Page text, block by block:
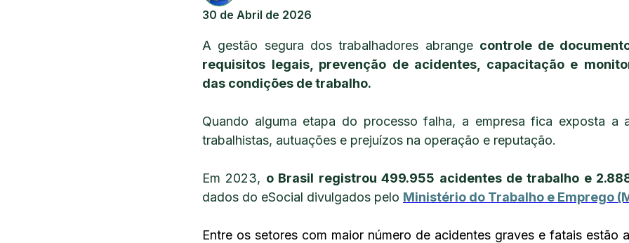
30 de Abril de 2026
A gestão segura dos trabalhadores abrange controle de
requisitos legais, prevenção de acidentes, capacitação e
das condições de trabalho.
Quando alguma etapa do processo falha, a empresa fica exposta a
trabalhistas, autuações e prejuízos na operação e reputação.
Em 2023, o Brasil registrou 499.955 acidentes de trabalho e
dados do eSocial divulgados pelo Ministério do Trabalho e Emprego
Entre os setores com maior número de acidentes graves e fatais estão